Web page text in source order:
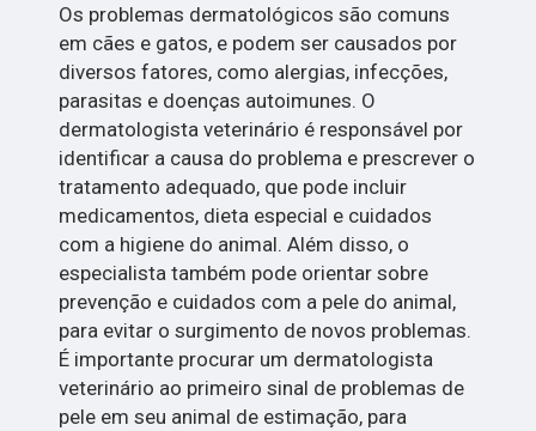
Os problemas dermatológicos são comuns
em cães e gatos, e podem ser causados por
diversos fatores, como alergias, infecções,
parasitas e doenças autoimunes. O
dermatologista veterinário é responsável por
identificar a causa do problema e prescrever o
tratamento adequado, que pode incluir
medicamentos, dieta especial e cuidados
com a higiene do animal. Além disso, o
especialista também pode orientar sobre
prevenção e cuidados com a pele do animal,
para evitar o surgimento de novos problemas.
É importante procurar um dermatologista
veterinário ao primeiro sinal de problemas de
pele em seu animal de estimação, para